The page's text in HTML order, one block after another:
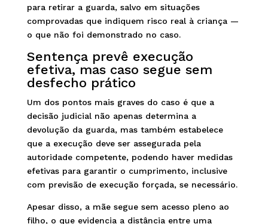
para retirar a guarda, salvo em situações
comprovadas que indiquem risco real à criança —
o que não foi demonstrado no caso.
Sentença prevê execução
efetiva, mas caso segue sem
desfecho prático
Um dos pontos mais graves do caso é que a
decisão judicial não apenas determina a
devolução da guarda, mas também estabelece
que a execução deve ser assegurada pela
autoridade competente, podendo haver medidas
efetivas para garantir o cumprimento, inclusive
com previsão de execução forçada, se necessário.
Apesar disso, a mãe segue sem acesso pleno ao
filho, o que evidencia a distância entre uma